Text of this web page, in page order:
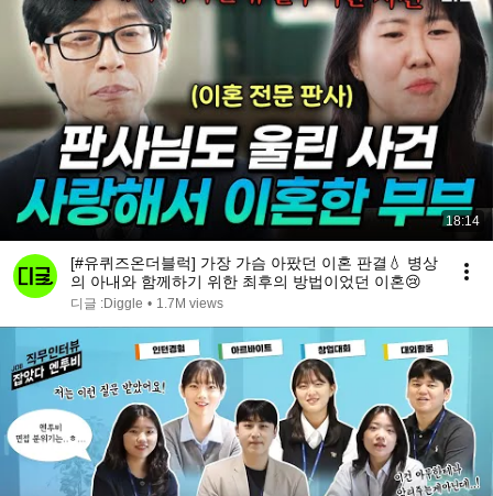
18:14
[#유퀴즈온더블럭] 가장 가슴 아팠던 이혼 판결💧 병상
의 아내와 함께하기 위한 최후의 방법이었던 이혼😢
디글 :Diggle • 1.7M views